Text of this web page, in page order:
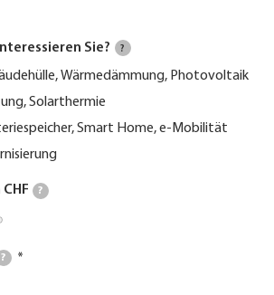
Sie? ?
Wärmedämmung, Photovoltaik
Solarthermie
Smart Home, e-Mobilität
?
?